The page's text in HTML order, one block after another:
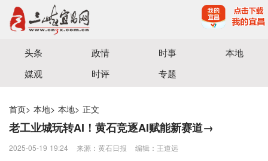
宜昌三峡融媒体中心主办
头条 政情 时事
本地
媒观
时评 专题
首页> 本地> 本地> 正文
老工业城玩转AI！黄石竞逐AI赋能新赛道→
2025-05-19 19:24 来源：黄石日报 编辑：王道远